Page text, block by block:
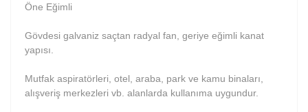
Öne Eğimli
Gövdesi galvaniz saçtan radyal fan, geriye eğimli kanat
yapısı.
Mutfak aspiratörleri, otel, araba, park ve kamu binaları,
alışveriş merkezleri vb. alanlarda kullanıma uygundur.